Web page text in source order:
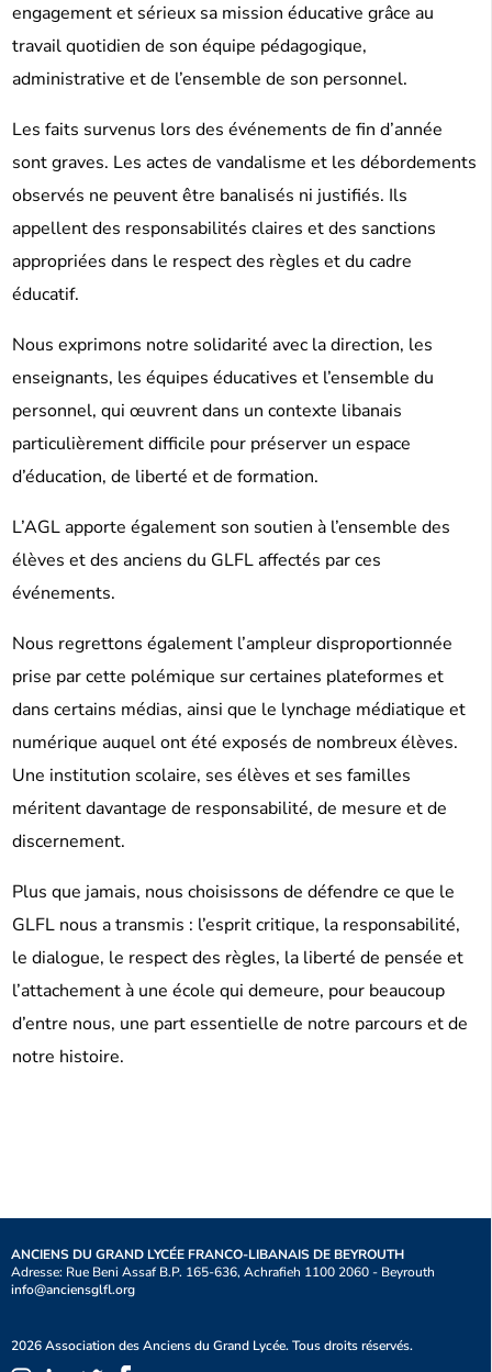
engagement et sérieux sa mission éducative grâce au
travail quotidien de son équipe pédagogique,
administrative et de l’ensemble de son personnel.
Les faits survenus lors des événements de fin d’année
sont graves. Les actes de vandalisme et les débordements
observés ne peuvent être banalisés ni justifiés. Ils
appellent des responsabilités claires et des sanctions
appropriées dans le respect des règles et du cadre
éducatif.
Nous exprimons notre solidarité avec la direction, les
enseignants, les équipes éducatives et l’ensemble du
personnel, qui œuvrent dans un contexte libanais
particulièrement difficile pour préserver un espace
d’éducation, de liberté et de formation.
L’AGL apporte également son soutien à l’ensemble des
élèves et des anciens du GLFL affectés par ces
événements.
Nous regrettons également l’ampleur disproportionnée
prise par cette polémique sur certaines plateformes et
dans certains médias, ainsi que le lynchage médiatique et
numérique auquel ont été exposés de nombreux élèves.
Une institution scolaire, ses élèves et ses familles
méritent davantage de responsabilité, de mesure et de
discernement.
Plus que jamais, nous choisissons de défendre ce que le
GLFL nous a transmis : l’esprit critique, la responsabilité,
le dialogue, le respect des règles, la liberté de pensée et
l’attachement à une école qui demeure, pour beaucoup
d’entre nous, une part essentielle de notre parcours et de
notre histoire.
ANCIENS DU GRAND LYCÉE FRANCO-LIBANAIS DE BEYROUTH
Adresse: Rue Beni Assaf B.P. 165-636, Achrafieh 1100 2060 - Beyrouth
info@anciensglfl.org
2026 Association des Anciens du Grand Lycée. Tous droits réservés.